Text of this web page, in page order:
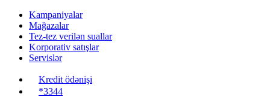
Kampaniyalar
Mağazalar
Tez-tez verilən suallar
Korporativ satışlar
Servislər
Kredit ödənişi
*3344